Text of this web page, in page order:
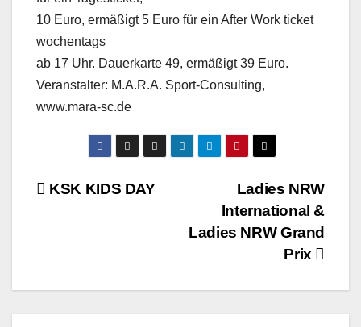
10 Euro, ermäßigt 5 Euro für ein After Work ticket
wochentags
ab 17 Uhr. Dauerkarte 49, ermäßigt 39 Euro.
Veranstalter: M.A.R.A. Sport-Consulting,
www.mara-sc.de
BeitragsnavigationLadies NRW
International &
Ladies NRW Grand
Prix
KSK KIDS DAY